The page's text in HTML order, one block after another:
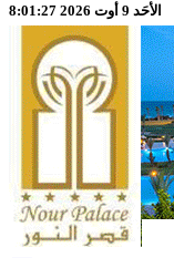
الأحَد 9 أوت 2026 8:01:28